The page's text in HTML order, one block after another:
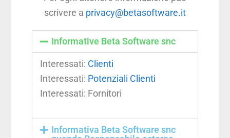
scrivere a privacy@betasoftware.it
Informative Beta Software snc
Interessati: Clienti
Interessati: Potenziali Clienti
Interessati: Fornitori
Informativa Beta Software snc